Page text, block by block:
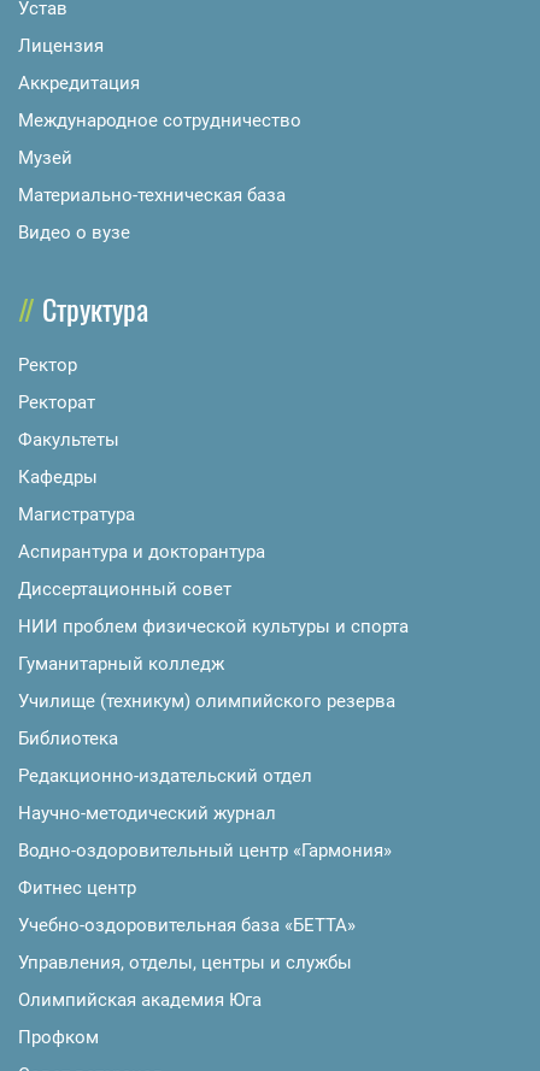
Устав
Лицензия
Аккредитация
Международное сотрудничество
Музей
Материально-техническая база
Видео о вузе
Структура
Ректор
Ректорат
Факультеты
Кафедры
Магистратура
Аспирантура и докторантура
Диссертационный совет
НИИ проблем физической культуры и спорта
Гуманитарный колледж
Училище (техникум) олимпийского резерва
Библиотека
Редакционно-издательский отдел
Научно-методический журнал
Водно-оздоровительный центр «Гармония»
Фитнес центр
Учебно-оздоровительная база «БЕТТА»
Управления, отделы, центры и службы
Олимпийская академия Юга
Профком